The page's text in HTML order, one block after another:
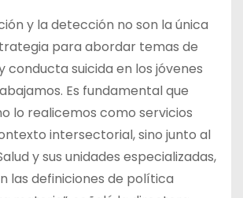
y la detección no son la única
para abordar temas de
conducta suicida en los jóvenes
Es fundamental que
lo realicemos como servicios
intersectorial, sino junto al
y sus unidades especializadas,
las definiciones de política